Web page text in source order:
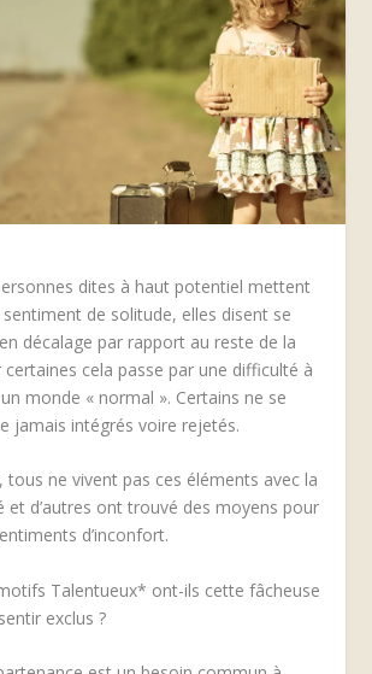
dites à haut potentiel mettent
de solitude, elles disent se
décalage par rapport au reste de la
cela passe par une difficulté à
monde « normal ». Certains ne se
jamais intégrés voire rejetés.
tous ne vivent pas ces éléments avec la
et d’autres ont trouvé des moyens pour
d’inconfort.
Talentueux* ont-ils cette fâcheuse
exclus ?